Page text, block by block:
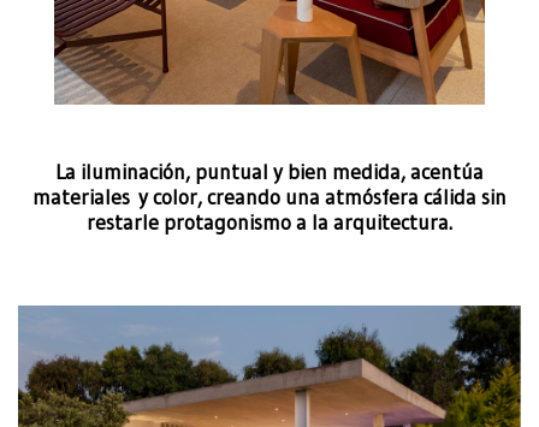
La iluminación, puntual y bien medida, acentúa
materiales y color, creando una atmósfera cálida sin
restarle protagonismo a la arquitectura.